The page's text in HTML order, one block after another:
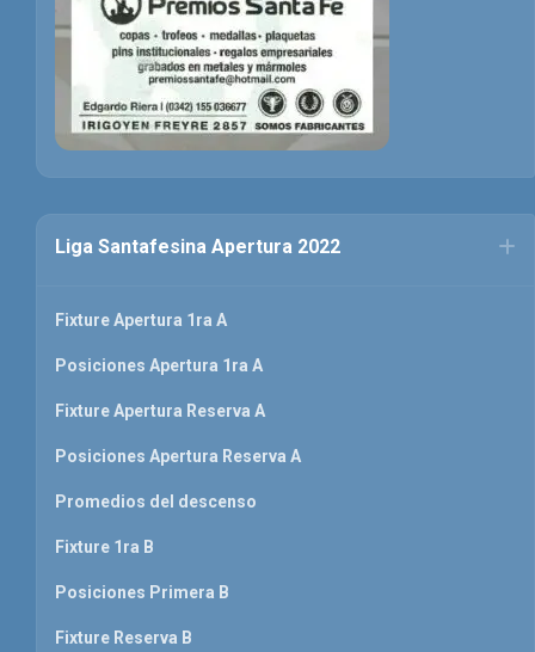
Liga Santafesina Apertura 2022
Fixture Apertura 1ra A
Posiciones Apertura 1ra A
Fixture Apertura Reserva A
Posiciones Apertura Reserva A
Promedios del descenso
Fixture 1ra B
Posiciones Primera B
Fixture Reserva B